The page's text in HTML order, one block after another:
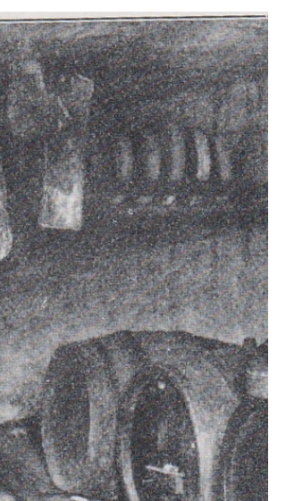
Redensart, die oft eine harte strenge
Jugend bezeichnet, die ein...